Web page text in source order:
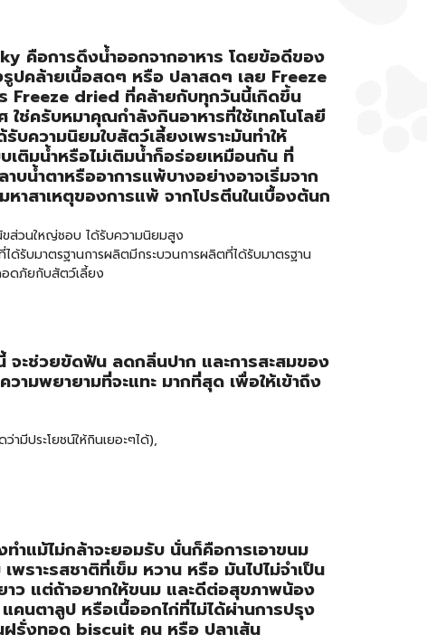
คือการดึงน้ำออกจากอาหาร โดยข้อดีของ
รูปคล้ายเนื้อสดๆ หรือ ปลาสดๆ เลย Freeze
Freeze dried ที่คล้ายกับทุกวันนี้เกิดขึ้น
ช่ครับหมาคุณกำลังกินอาหารที่ใช้เทคโนโลยี
ความนิยมใบสัตว์เลี้ยงเพราะมันทำให้
เติมน้ำหรือไม่เติมน้ำก็อร่อยเหมือนกัน ที่
น้ำตาหรืออาการแพ้บางอย่างอาจเริ่มจาก
าสาเหตุของการแพ้ จากโปรตีนในเบื้องต้นก
ส่วนใหญ่ชอบ ได้รับความนิยมสูง
รับมาตรฐานการผลิตมีกระบวนการผลิตที่ได้รับมาตรฐาน
อดภัยกับสัตว์เลี้ยง
ะช่วยขัดฟัน ลดกลิ่นปาก และการสะสมของ
มพยายามที่จะแทะ มากที่สุด เพื่อให้เข้าถึง
ามีประโยชน์ให้กินเยอะๆได้),
แม้ไม่กล้าจะยอมรับ นั่นก็คือการเอาขนม
พราะรสชาติที่เข็ม หวาน หรือ มันไปไม่จำเป็น
าว แต่ถ้าอยากให้ขนม และดีต่อสุขภาพน้อง
คนตาลูป หรือเนื้ออกไก่ที่ไม่ได้ผ่านการปรุง
ฝรั่งทอด biscuit คน หรือ ปลาเส้น